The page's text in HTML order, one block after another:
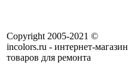
Copyright 2005-2021 ©
incolors.ru - интернет-магазин
товаров для ремонта